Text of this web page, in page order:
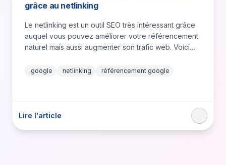
grâce au netlinking
Le netlinking est un outil SEO très intéressant grâce
auquel vous pouvez améliorer votre référencement
naturel mais aussi augmenter son trafic web. Voici
google netlinking référencement google
Lire l'article